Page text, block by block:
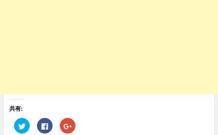
共有:
ク
リ
F
a
ク
リ